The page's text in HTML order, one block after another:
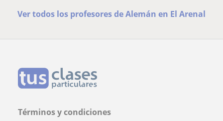
Ver todos los profesores de Alemán en El Arenal
Términos y condiciones